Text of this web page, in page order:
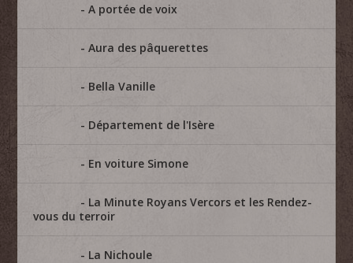
A portée de voix
Aura des pâquerettes
Bella Vanille
Département de l'Isère
En voiture Simone
La Minute Royans Vercors et les Rendez-
vous du terroir
La Nichoule